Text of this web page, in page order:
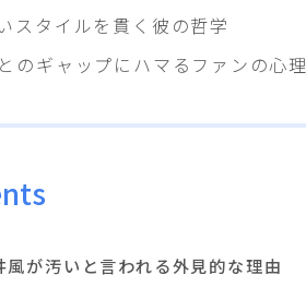
スタイルを貫く彼の哲学
のギャップにハマるファンの心理
風が汚いと言われる外見的な理由